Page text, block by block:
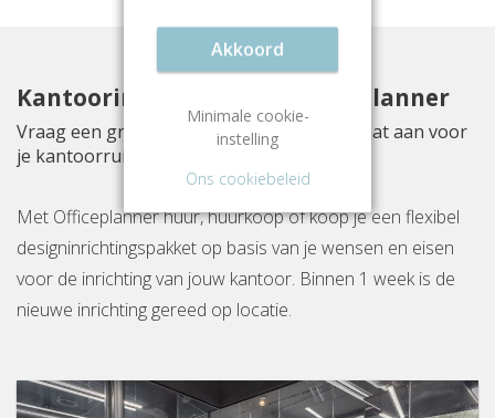
Kantoorinrichting met Officeplanner
Vraag een gratis inrichtingsvoorstel op maat aan voor
je kantoorruimte aan Atoomweg 6B
Met Officeplanner huur, huurkoop of koop je een flexibel
designinrichtingspakket op basis van je wensen en eisen
voor de inrichting van jouw kantoor. Binnen 1 week is de
nieuwe inrichting gereed op locatie.
Akkoord
Minimale cookie-
instelling
Ons cookiebeleid